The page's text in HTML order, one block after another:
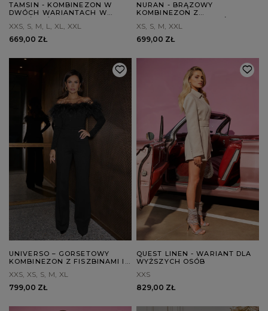
TAMSIN - KOMBINEZON W
DWÓCH WARIANTACH W
XXS S M L XL
XXL
669,00 ZŁ
NURAN - BRĄZOWY
KOMBINEZON Z
RAMION
XS S M XXL
699,00 ZŁ
UNIVERSO – GORSETOWY
KOMBINEZON Z FISZBINAMI I
XXS XS S M XL
799,00 ZŁ
QUEST LINEN - WARIANT DLA
WYŻSZYCH OSÓB
XXS
829,00 ZŁ